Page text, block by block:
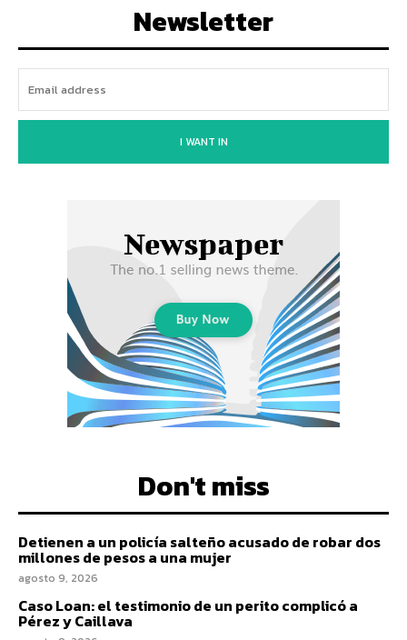
Newsletter
I WANT IN
Don't miss
Detienen a un policía salteño acusado de robar dos
millones de pesos a una mujer
agosto 9, 2026
Caso Loan: el testimonio de un perito complicó a
Pérez y Caillava